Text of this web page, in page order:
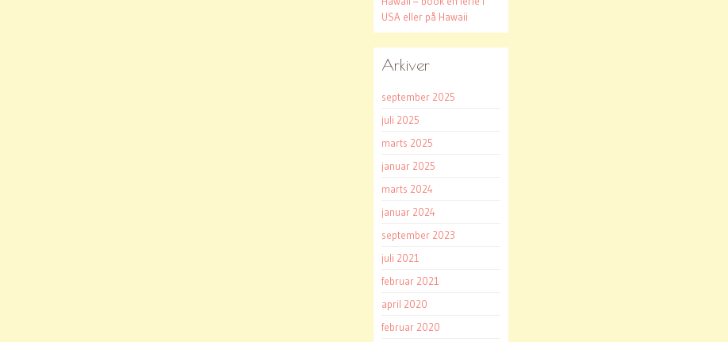
USA eller på Hawaii
Arkiver
september 2025
juli 2025
marts 2025
januar 2025
marts 2024
januar 2024
september 2023
juli 2021
februar 2021
april 2020
februar 2020